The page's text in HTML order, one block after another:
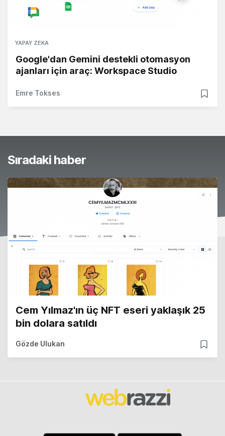
YAPAY ZEKA
Google'dan Gemini destekli otomasyon
ajanları için araç: Workspace Studio
Emre Tokses
Sıradaki haber
Cem Yılmaz'ın üç NFT eseri yaklaşık 25
bin dolara satıldı
Gözde Ulukan